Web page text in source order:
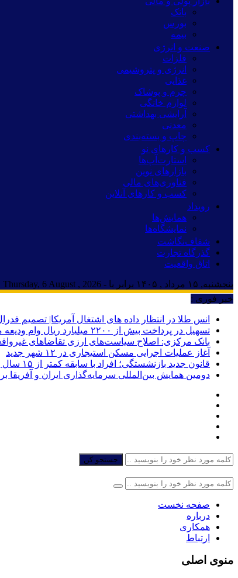
بانک
بورس
بیمه
صنعت و انرژی
فلزات
انرژی و پتروشیمی
غذایی
چرم و پوشاک
لوازم خانگی
آرایشی بهداشتی
معدنی
چاپ و بسته‌بندی
کسب و کارهای نو
استارت‌آپ‌ها
بازارهای نوین
فناوری‌های مالی
کسب و کارهای آنلاین
رویداد
همایش‌ها
نمایشگاه‌ها
شفاف‌نگاشت
گذرگاه تجارت
اتاق واقعیت
پنجشنبه, ۱۵ مرداد , ۱۴۰۵ برابر با - Thursday, 6 August , 2026
خبر فوری :
انس طلا در انتظار داده های اشتغال آمریکا| تصمیم
تسهیل در پرداخت بیش از ۲۲۰۰ میلیارد ریال وام ودیعه مسکن به آسیب‌دیدگان جنگ در هرمزگان
بانک مرکزی: اصلاح سیاست‌های ارزی تقاضاهای
آغاز عملیات اجرایی مسکن استیجاری در ۱۲ شهر جدید
قانون جدید بازنشستگی؛ افراد با سابقه کمتر از ۱۵ سال باید پنج سال بیشتر کار کنند
دومین همایش بین‌المللی سرمایه‌گذاری ایران و آفریقا
جستجو کن
صفحه نخست
درباره
همکاری
ارتباط
منوی اصلی